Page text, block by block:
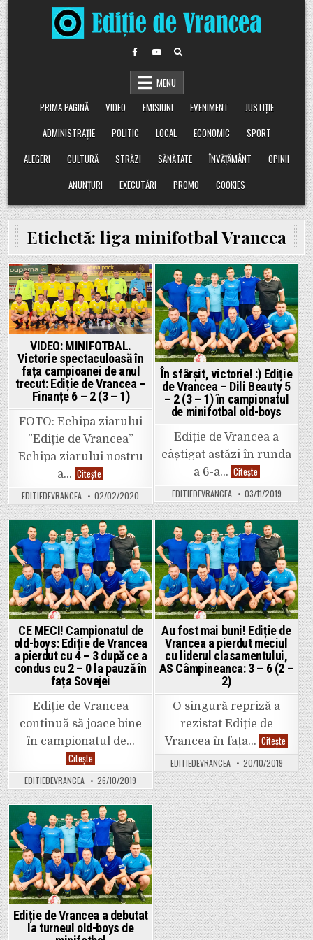
Skip
to
content
MENU
PRIMA PAGINĂ
VIDEO EMISIUNI EVENIMENT
JUSTIȚIE
ADMINISTRAȚIE
POLITIC LOCAL ECONOMIC
SPORT
ALEGERI
CULTURĂ STRĂZI SĂNĂTATE ÎNVĂȚĂMÂNT
OPINII
ANUNȚURI
EXECUTĂRI PROMO COOKIES
Etichetă: liga minifotbal Vrancea
Posted
in
VIDEO: MINIFOTBAL.
Victorie spectaculoasă în
fața campioanei de anul
trecut: Ediție de Vrancea –
Finanțe 6 – 2 (3 – 1)
FOTO: Echipa ziarului
”Ediție de Vrancea”
Echipa ziarului nostru
a… Citește
MINIFOTBAL.
Victorie
spectaculoasă
în
fața
campioanei
de
anul
trecut:
Ediție
de
Vrancea
–
Finanțe
6
–
2
(3
–
1)
EDITIEDEVRANCEA 02/02/2020
Posted
in
În sfârșit, victorie! :) Ediție
de Vrancea – Dili Beauty 5
– 2 (3 – 1) în campionatul
de minifotbal old-boys
Ediție de Vrancea a
câștigat astăzi în runda
a 6-a… CiteșteÎn
sfârșit,
victorie!
🙂
Ediție
de
Vrancea
–
Dili
Beauty
5
–
2
(3
–
1)
în
campionatul
de
minifotbal
old-
boys
EDITIEDEVRANCEA 03/11/2019
Posted
in
CE MECI! Campionatul de
old-boys: Ediție de Vrancea
a pierdut cu 4 – 3 după ce a
condus cu 2 – 0 la pauză în
fața Sovejei
Ediție de Vrancea
continuă să joace bine
în campionatul de…
CiteșteCE
MECI!
Campionatul
de
old-
boys:
Ediție
de
Vrancea
a
pierdut
cu
4
–
3
după
ce
a
condus
cu
EDITIEDEVRANCEA 26/10/2019
Posted
in
Au fost mai buni! Ediție de
Vrancea a pierdut meciul
cu liderul clasamentului,
AS Câmpineanca: 3 – 6 (2 –
2)
O singură repriză a
rezistat Ediție de
Vrancea în fața… Citește
fost
mai
buni!
Ediție
de
a
pierdut
meciul
cu
liderul
AS
3
–
6
(2
–
2)
EDITIEDEVRANCEA 20/10/2019
Posted
in
Ediție de Vrancea a debutat
la turneul old-boys de